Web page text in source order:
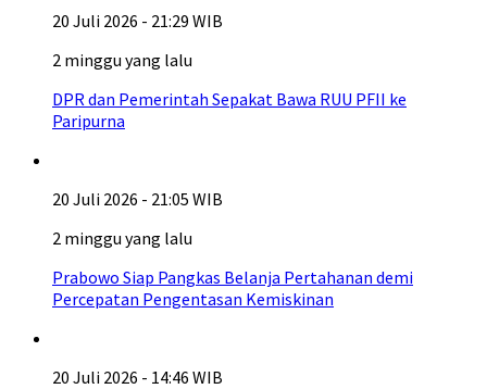
20 Juli 2026 - 21:29 WIB
2 minggu yang lalu
DPR dan Pemerintah Sepakat Bawa RUU PFII ke
Paripurna
20 Juli 2026 - 21:05 WIB
2 minggu yang lalu
Prabowo Siap Pangkas Belanja Pertahanan demi
Percepatan Pengentasan Kemiskinan
20 Juli 2026 - 14:46 WIB